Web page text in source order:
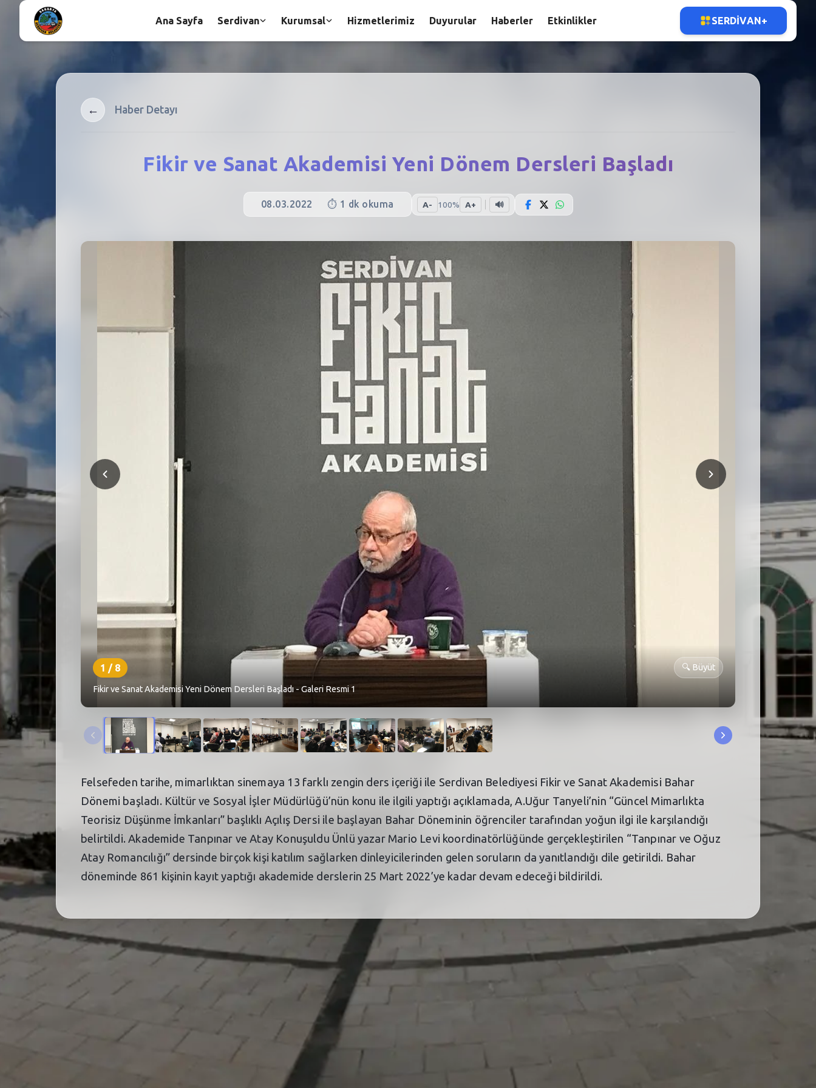
← Haber Detayı
Fikir ve Sanat Akademisi Yeni Dönem Dersleri Başladı
08.03.2022 ⏱️ 1 dk okuma A- 100% A+ 🔊
1 / 8 🔍 Büyüt
Fikir ve Sanat Akademisi Yeni Dönem Dersleri Başladı - Galeri Resmi 1
Felsefeden tarihe, mimarlıktan sinemaya 13 farklı zengin ders içeriği ile Serdivan Belediyesi Fikir ve Sanat Akademisi Bahar
Dönemi başladı. Kültür ve Sosyal İşler Müdürlüğü’nün konu ile ilgili yaptığı açıklamada, A.Uğur Tanyeli’nin “Güncel Mimarlıkta
Teorisiz Düşünme İmkanları” başlıklı Açılış Dersi ile başlayan Bahar Döneminin öğrenciler tarafından yoğun ilgi ile karşılandığı
belirtildi. Akademide Tanpınar ve Atay Konuşuldu Ünlü yazar Mario Levi koordinatörlüğünde gerçekleştirilen “Tanpınar ve Oğuz
Atay Romancılığı” dersinde birçok kişi katılım sağlarken dinleyicilerinden gelen soruların da yanıtlandığı dile getirildi. Bahar
döneminde 861 kişinin kayıt yaptığı akademide derslerin 25 Mart 2022’ye kadar devam edeceği bildirildi.
Ana Sayfa Serdivan Kurumsal Hizmetlerimiz Duyurular Haberler Etkinlikler SERDIVAN+